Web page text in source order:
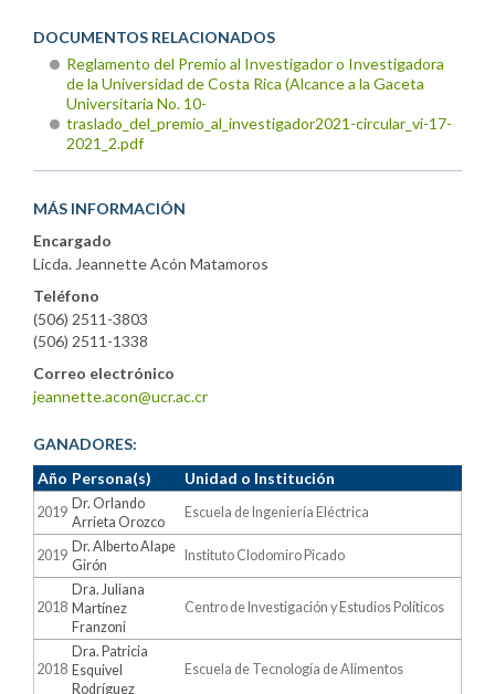
DOCUMENTOS RELACIONADOS
Reglamento del Premio al Investigador o Investigadora
de la Universidad de Costa Rica (Alcance a la Gaceta
Universitaria No. 10-
traslado_del_premio_al_investigador2021-circular_vi-17-
2021_2.pdf
MÁS INFORMACIÓN
Encargado
Licda. Jeannette Acón Matamoros
Teléfono
(506) 2511-3803
(506) 2511-1338
Correo electrónico
jeannette.acon@ucr.ac.cr
GANADORES:
Año Persona(s) Unidad o Institución
2019
Dr. Orlando
Arrieta Orozco
Escuela de Ingeniería Eléctrica
2019
Dr. Alberto Alape
Girón
Instituto Clodomiro Picado
2018
Dra. Juliana
Martínez
Franzoni
Centro de Investigación y Estudios Políticos
2018
Dra. Patricia
Esquivel
Rodríguez
Escuela de Tecnología de Alimentos